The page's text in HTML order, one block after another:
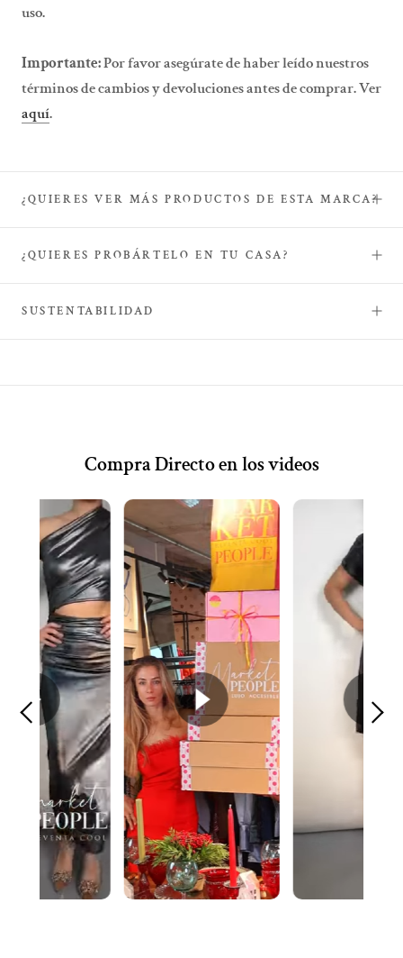
uso.
Importante:Por favor asegúrate de haber leído nuestros
términos de cambios y devoluciones antes de comprar. Ver
aquí.
¿QUIERES VER MÁS PRODUCTOS DE ESTA MARCA?
¿QUIERES PROBÁRTELO EN TU CASA?
SUSTENTABILIDAD